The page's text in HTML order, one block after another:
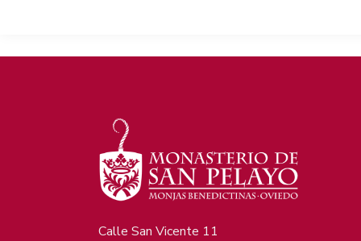
Calle San Vicente 11